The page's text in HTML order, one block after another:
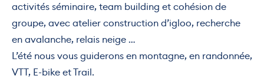
activités séminaire, team building et cohésion de
groupe, avec atelier construction d’igloo, recherche
en avalanche, relais neige …
L’été nous vous guiderons en montagne, en randonnée,
VTT, E-bike et Trail.